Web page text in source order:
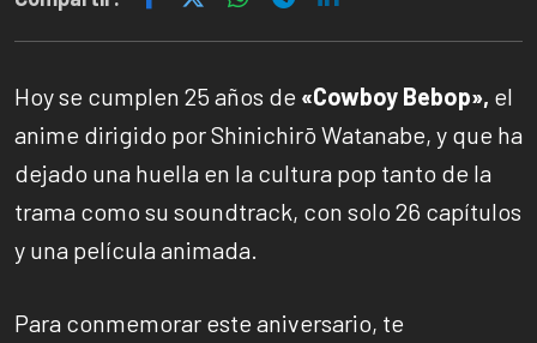
Hoy se cumplen 25 años de «Cowboy Bebop», el
anime dirigido por Shinichirō Watanabe, y que ha
dejado una huella en la cultura pop tanto de la
trama como su soundtrack, con solo 26 capítulos
y una película animada.
Para conmemorar este aniversario, te